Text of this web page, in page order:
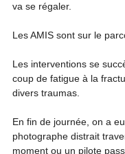
va se régaler.
Les AMIS sont sur le
Les interventions se
coup de fatigue à la
divers traumas.
En fin de journée, on a
photographe distrait
moment ou un pilote